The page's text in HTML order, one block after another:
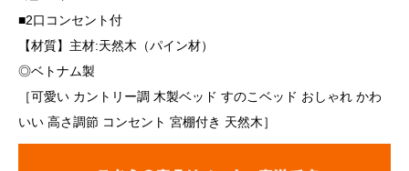
■2口コンセント付
【材質】主材:天然木（パイン材）
◎ベトナム製
［可愛い カントリー調 木製ベッド すのこベッド おしゃれ かわ
いい 高さ調節 コンセント 宮棚付き 天然木］